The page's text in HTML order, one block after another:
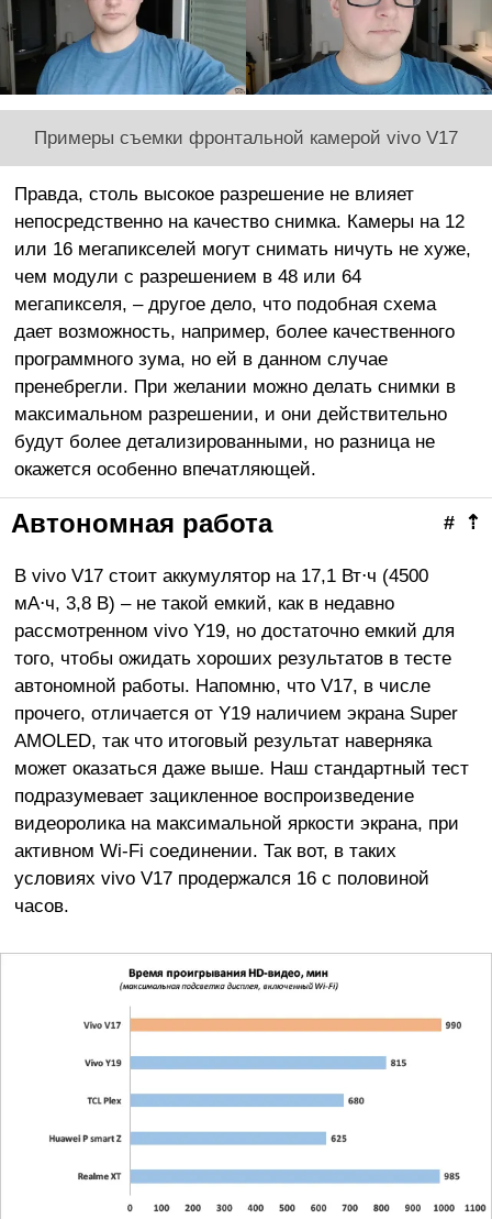
Примеры съемки фронтальной камерой vivo V17
Правда, столь высокое разрешение не влияет
непосредственно на качество снимка. Камеры на 12
или 16 мегапикселей могут снимать ничуть не хуже,
чем модули с разрешением в 48 или 64
мегапикселя, – другое дело, что подобная схема
дает возможность, например, более качественного
программного зума, но ей в данном случае
пренебрегли. При желании можно делать снимки в
максимальном разрешении, и они действительно
будут более детализированными, но разница не
окажется особенно впечатляющей.
⇡
#
Автономная работа
В vivo V17 стоит аккумулятор на 17,1 Вт⋅ч (4500
мА⋅ч, 3,8 В) – не такой емкий, как в недавно
рассмотренном vivo Y19, но достаточно емкий для
того, чтобы ожидать хороших результатов в тесте
автономной работы. Напомню, что V17, в числе
прочего, отличается от Y19 наличием экрана Super
AMOLED, так что итоговый результат наверняка
может оказаться даже выше. Наш стандартный тест
подразумевает зацикленное воспроизведение
видеоролика на максимальной яркости экрана, при
активном Wi-Fi соединении. Так вот, в таких
условиях vivo V17 продержался 16 с половиной
часов.